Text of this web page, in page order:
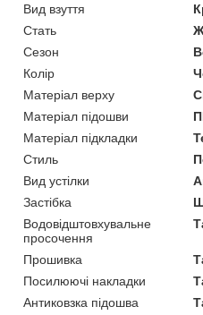
Вид взуття
Стать
Сезон
Колір
Матеріал верху
Матеріал підошви
Матеріал підкладки
Стиль
Вид устілки
Застібка
Водовідштовхувальне
просочення
Прошивка
Посилюючі накладки
Антиковзка підошва